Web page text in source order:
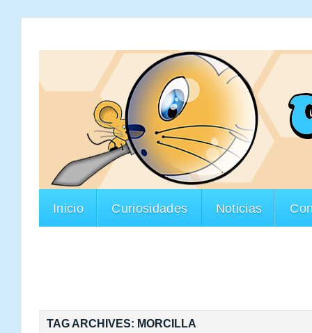
Inicio Curiosidades Noticias
TAG ARCHIVES: MORCILLA